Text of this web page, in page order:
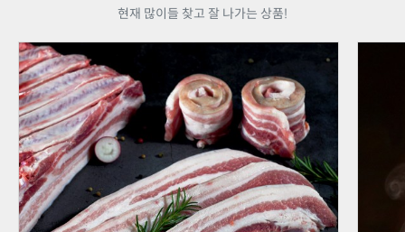
현재 많이들 찾고 잘 나가는 상품!